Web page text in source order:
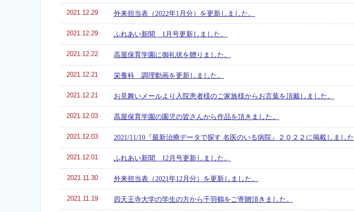
2021.12.29 外来担当表（2022年1月分）を更新しました。
2021.12.29 ふれあい新聞 1月号更新しました。
2021.12.22 高屋保育学園に御礼状を贈りました。
2021.12.21 栄養科 調理動画を更新しました。
2021.12.21 お見舞いメールより入院患者様のご家族様からお言葉を頂戴しました。
2021.12.03 高屋保育学園の園児の皆さんから作品を頂きました。
2021.12.03 2021/11/10『最新治療データで探す 名医のいる病院』２０２２に掲載しました
2021.12.01 ふれあい新聞 12月号更新しました。
2021.11.30 外来担当表（2021年12月分）を更新しました。
2021.11.19 四天王寺大学の学生の方から千羽鶴をご寄贈頂きました。